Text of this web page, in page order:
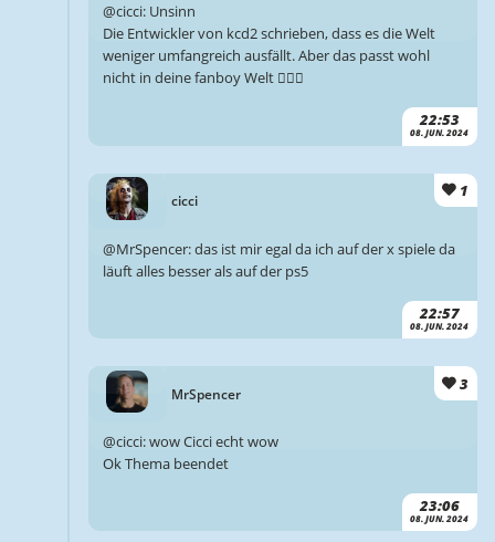
22:53
08. JUN. 2024
@cicci: Unsinn
Die Entwickler von kcd2 schrieben, dass es die Welt
weniger umfangreich ausfällt. Aber das passt wohl
nicht in deine fanboy Welt 🤷🏻‍♂️
cicci
1
22:57
08. JUN. 2024
@MrSpencer: das ist mir egal da ich auf der x spiele da
läuft alles besser als auf der ps5
MrSpencer
3
23:06
08. JUN. 2024
@cicci: wow Cicci echt wow
Ok Thema beendet